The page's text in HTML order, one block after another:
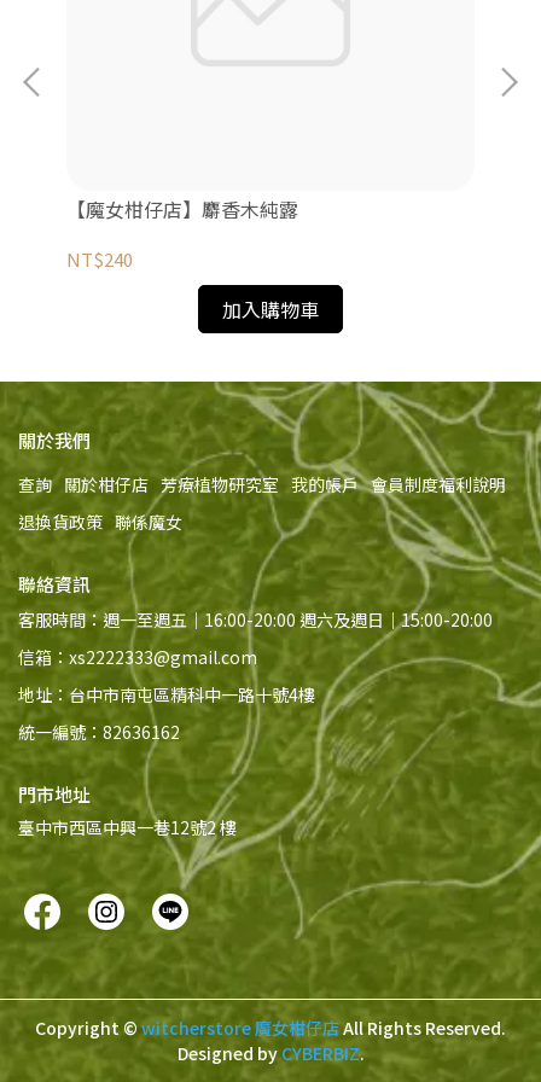
【魔女柑仔店】麝香木純露
NT$240
加入購物車
關於我們
查詢 關於柑仔店 芳療植物研究室 我的帳戶 會員制度福利說明
退換貨政策 聯係魔女
聯絡資訊
客服時間：週一至週五｜16:00-20:00 週六及週日｜15:00-20:00
信箱：xs2222333@gmail.com
地址：台中市南屯區精科中一路十號4樓
統一編號：82636162
門市地址
臺中市西區中興一巷12號2 樓
Copyright © witcherstore 魔女柑仔店All Rights Reserved.
Designed by CYBERBIZ.